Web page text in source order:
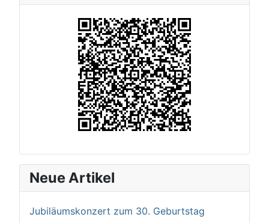
Neue Artikel
Jubiläumskonzert zum 30. Geburtstag